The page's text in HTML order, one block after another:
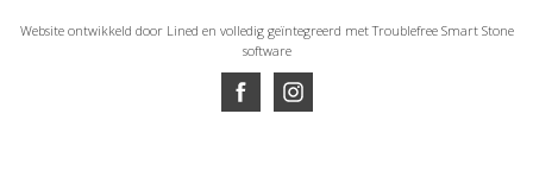
Website ontwikkeld door Lined en volledig geïntegreerd met Troublefree Smart Stone
software